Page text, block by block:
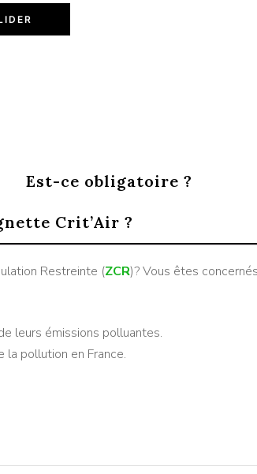
Est-ce obligatoire ?
Crit’Air ?
Restreinte (ZCR)? Vous êtes concernés
leurs émissions polluantes.
pollution en France.